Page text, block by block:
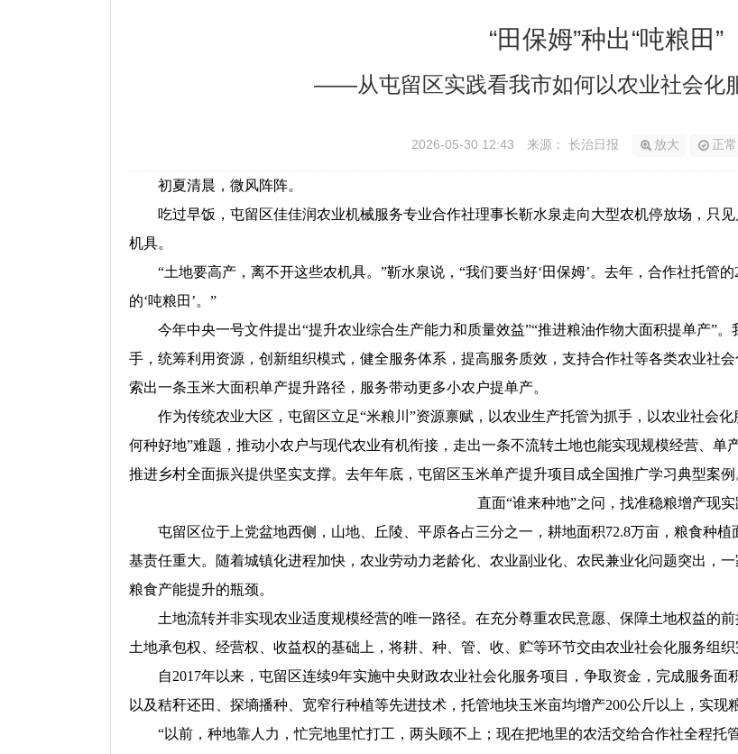
“田保姆”种出“吨粮田”
——从屯留区实践看我市如何以农业社会化
2026-05-30 12:43 来源： 长治日报 放大 正常
初夏清晨，微风阵阵。
吃过早饭，屯留区佳佳润农业机械服务专业合作社理事长靳水泉走向大型农机停放场，只
机具。
“土地要高产，离不开这些农机具。”靳水泉说，“我们要当好‘田保姆’。去年，合作社托管
的‘吨粮田’。”
今年中央一号文件提出“提升农业综合生产能力和质量效益”“推进粮油作物大面积提单产”
手，统筹利用资源，创新组织模式，健全服务体系，提高服务质效，支持合作社等各类农业社
索出一条玉米大面积单产提升路径，服务带动更多小农户提单产。
作为传统农业大区，屯留区立足“米粮川”资源禀赋，以农业生产托管为抓手，以农业社会
何种好地”难题，推动小农户与现代农业有机衔接，走出一条不流转土地也能实现规模经营、单
推进乡村全面振兴提供坚实支撑。去年年底，屯留区玉米单产提升项目成全国推广学习典型案例
直面“谁来种地”之问，找准稳粮增产现实
屯留区位于上党盆地西侧，山地、丘陵、平原各占三分之一，耕地面积72.8万亩，粮食种
基责任重大。随着城镇化进程加快，农业劳动力老龄化、农业副业化、农民兼业化问题突出，
粮食产能提升的瓶颈。
土地流转并非实现农业适度规模经营的唯一路径。在充分尊重农民意愿、保障土地权益的
土地承包权、经营权、收益权的基础上，将耕、种、管、收、贮等环节交由农业社会化服务组
自2017年以来，屯留区连续9年实施中央财政农业社会化服务项目，争取资金，完成服务面
以及秸秆还田、探墒播种、宽窄行种植等先进技术，托管地块玉米亩均增产200公斤以上，实现
“以前，种地靠人力，忙完地里忙打工，两头顾不上；现在把地里的农活交给合作社全程托